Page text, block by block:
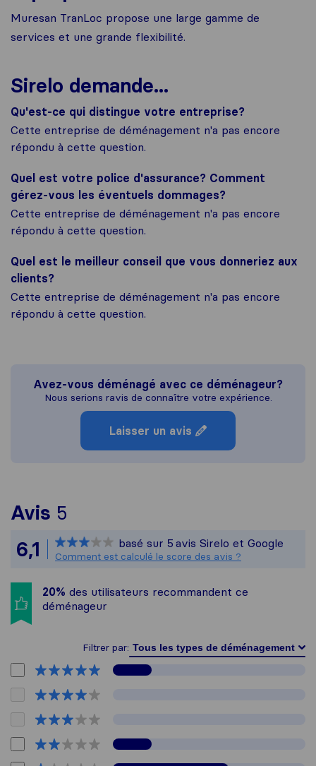
Muresan TranLoc propose une large gamme de
services et une grande flexibilité.
Sirelo demande...
Qu'est-ce qui distingue votre entreprise?
Cette entreprise de déménagement n'a pas encore
répondu à cette question.
Quel est votre police d'assurance? Comment
gérez-vous les éventuels dommages?
Cette entreprise de déménagement n'a pas encore
répondu à cette question.
Quel est le meilleur conseil que vous donneriez aux
clients?
Cette entreprise de déménagement n'a pas encore
répondu à cette question.
Avez-vous déménagé avec ce déménageur?
Nous serions ravis de connaître votre expérience.
Laisser un avis
Avis 5
Sirelo n'est pas
Tous les avis recueillis
6,1 basé sur 5 avis Sirelo et Google
Comment est calculé le score des avis ?
20% des utilisateurs recommandent ce
déménageur
Filtrer par: